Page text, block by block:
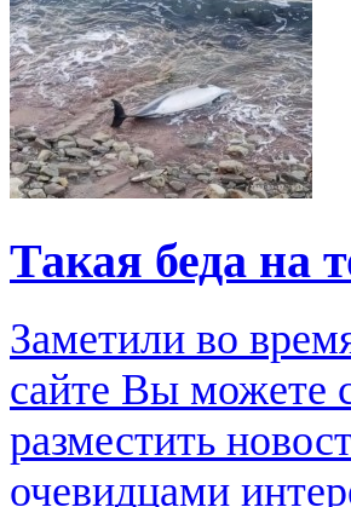
Такая беда на
Заметили во
сайте Вы можете
разместить
очевидцами